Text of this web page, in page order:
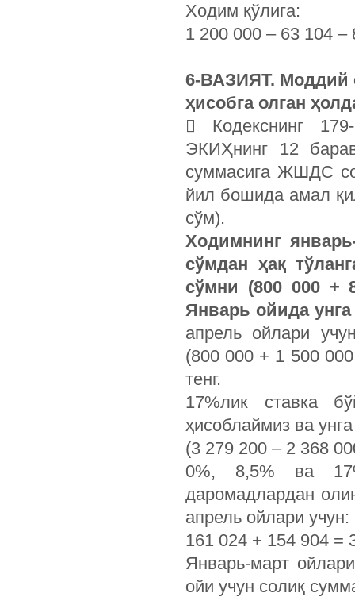
Ходим қўлига:
1 200 000 – 63 104
6-ВАЗИЯТ. Моддий
ҳисобга олган
 Кодекснинг
ЭКИҲнинг 12
суммасига ЖШДС
йил бошида амал
сўм).
Ходимнинг
сўмдан ҳақ
сўмни (800 000 +
Январь ойида
апрель ойлари
(800 000 + 1 500
тенг.
17%лик ставка
ҳисоблаймиз ва
(3 279 200 – 2 368
0%, 8,5% ва
даромадлардан
апрель ойлари учун:
161 024 + 154 904 =
Январь-март
ойи учун солиқ